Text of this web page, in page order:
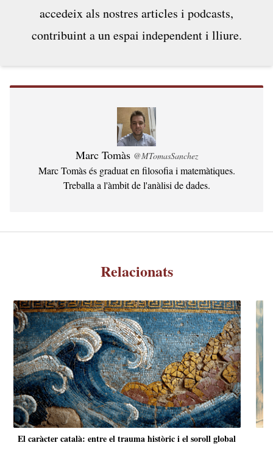
accedeix als nostres articles i podcasts,
contribuint a un espai independent i lliure.
Marc Tomàs @MTomasSanchez
Marc Tomàs és graduat en filosofia i matemàtiques.
Treballa a l'àmbit de l'anàlisi de dades.
Relacionats
El caràcter català: entre el trauma històric i el soroll global